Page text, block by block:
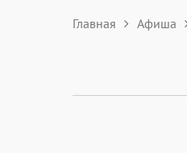
Главная Афиша